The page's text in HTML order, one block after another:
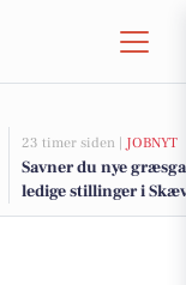
23 timer siden | JOBNYT
Savner du nye
ledige stillinger i
i år